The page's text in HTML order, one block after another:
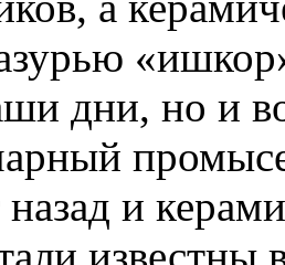
дни, но и
и
известны